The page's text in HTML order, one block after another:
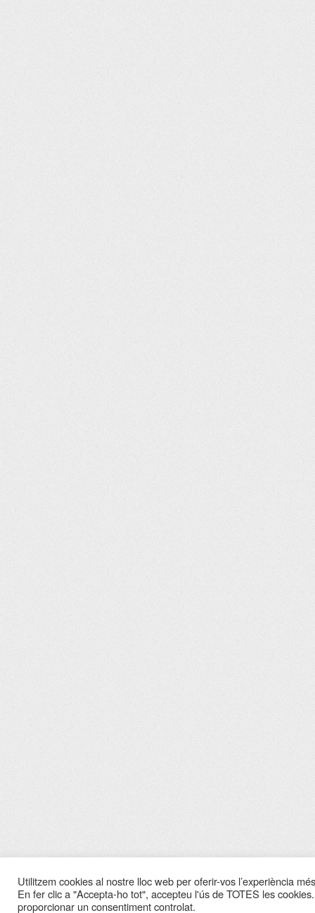
Utilitzem cookies al nostre lloc web per oferir-vos l’experiència
En fer clic a "Accepta-ho tot", accepteu l'ús de TOTES les
proporcionar un consentiment controlat.